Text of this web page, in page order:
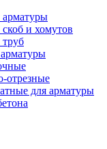
арматуры
и хомутов
отрезные
для арматуры